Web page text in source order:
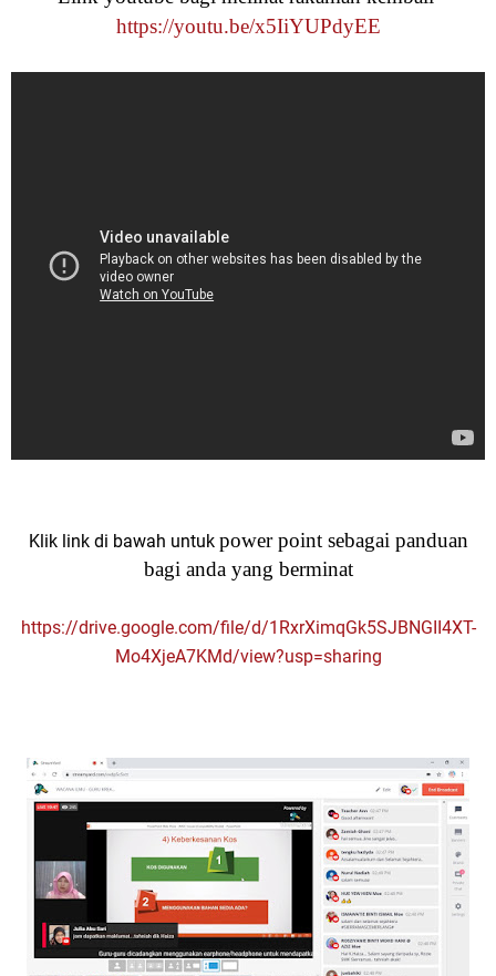
https://youtu.be/x5IiYUPdyEE
Klik link di bawah untuk powerpoint sebagai panduan
bagi anda yang berminat
https://drive.google.com/file/d/1RxrXimqGk5SJBNGII4XT-
Mo4XjeA7KMd/view?usp=sharing